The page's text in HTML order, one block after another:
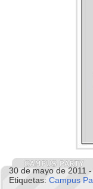
30 de mayo de 2011 -
Etiquetas: Campus